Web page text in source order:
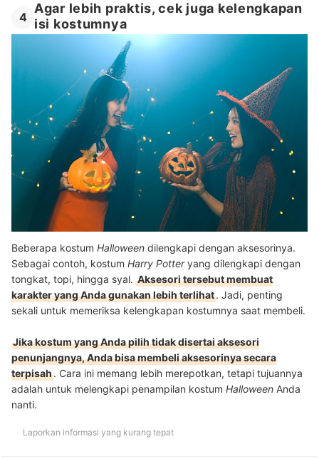
4
Agar lebih praktis, cek juga kelengkapan
isi kostumnya
Beberapa kostum Halloween dilengkapi dengan aksesorinya.
Sebagai contoh, kostum Harry Potteryang dilengkapi dengan
tongkat, topi, hingga syal. Aksesori tersebut membuat
karakter yang Anda gunakan lebih terlihat. Jadi, penting
sekali untuk memeriksa kelengkapan kostumnya saat membeli.
Jika kostum yang Anda pilih tidak disertai aksesori
penunjangnya, Anda bisa membeli aksesorinya secara
terpisah. Cara ini memang lebih merepotkan, tetapi tujuannya
adalah untuk melengkapi penampilan kostum Halloween Anda
nanti.
Laporkan informasi yang kurang tepat